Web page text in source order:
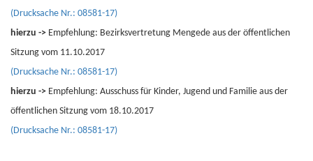
(Drucksache Nr.: 08581-17)
hierzu -> Empfehlung: Bezirksvertretung Mengede aus der öffentlichen
Sitzung vom 11.10.2017
(Drucksache Nr.: 08581-17)
hierzu -> Empfehlung: Ausschuss für Kinder, Jugend und Familie aus der
öffentlichen Sitzung vom 18.10.2017
(Drucksache Nr.: 08581-17)